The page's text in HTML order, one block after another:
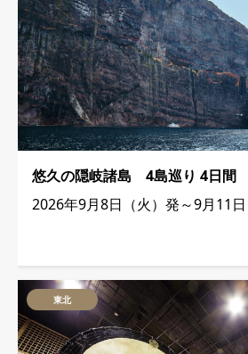
悠久の隠岐諸島 4島巡り 4日間
2026年9月8日（火）発～9月11
東北